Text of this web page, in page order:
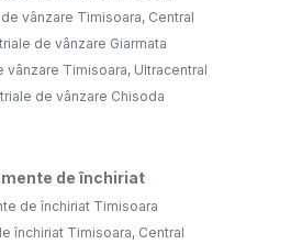
vânzare Timisoara, Central
de vânzare Giarmata
vânzare Timisoara, Ultracentral
de vânzare Chisoda
de închiriat
de închiriat Timisoara
închiriat Timisoara, Central